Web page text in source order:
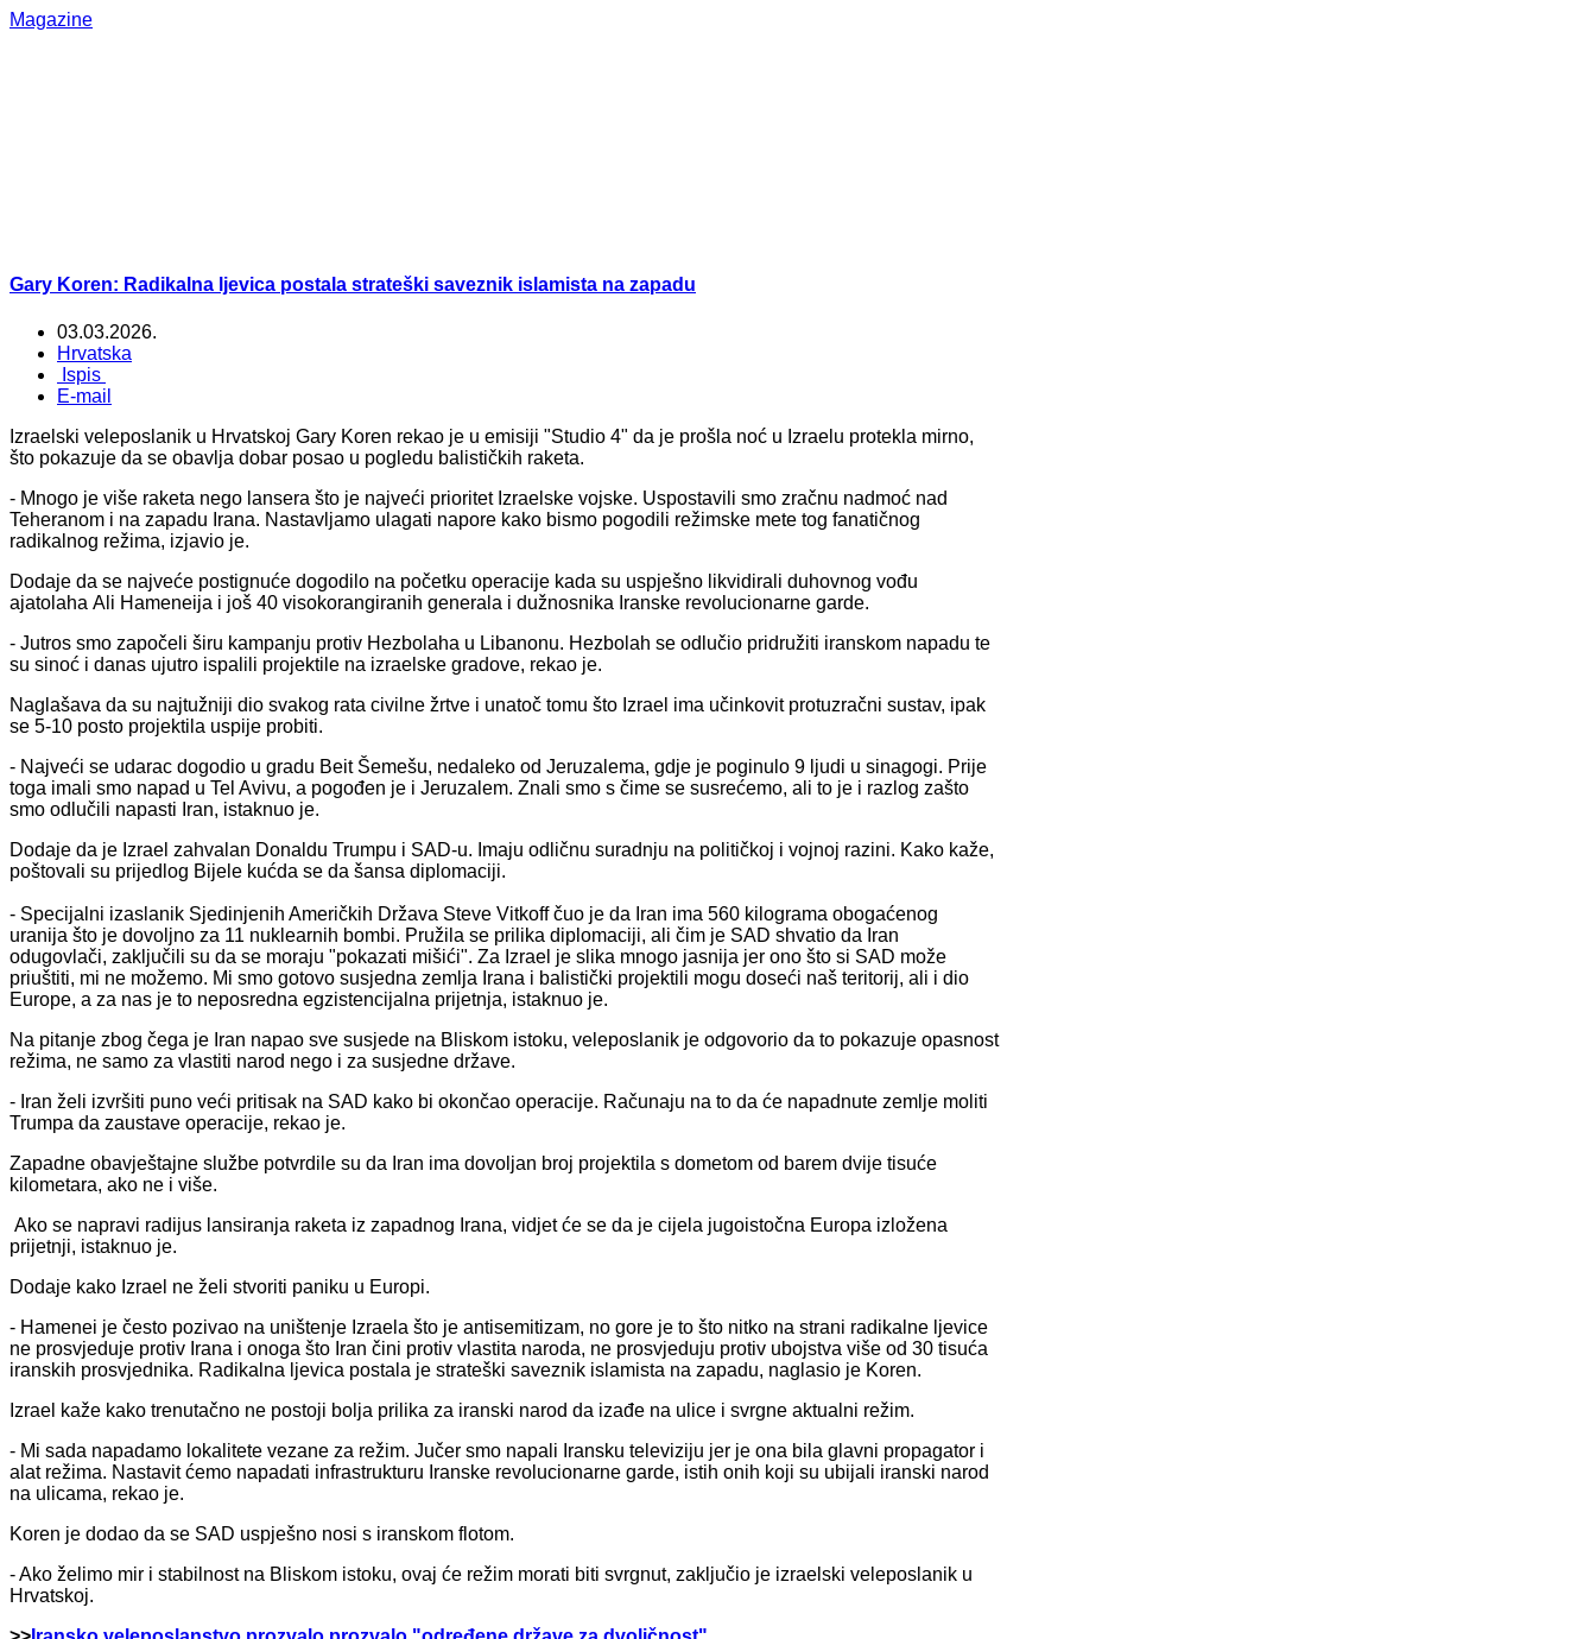
Magazine
Gary Koren: Radikalna ljevica postala strateški saveznik islamista na zapadu
03.03.2026.
Hrvatska
Ispis
E-mail
Izraelski veleposlanik u Hrvatskoj Gary Koren rekao je u emisiji "Studio 4" da je prošla noć u Izraelu protekla mirno,
što pokazuje da se obavlja dobar posao u pogledu balističkih raketa.
- Mnogo je više raketa nego lansera što je najveći prioritet Izraelske vojske. Uspostavili smo zračnu nadmoć nad
Teheranom i na zapadu Irana. Nastavljamo ulagati napore kako bismo pogodili režimske mete tog fanatičnog
radikalnog režima, izjavio je.
Dodaje da se najveće postignuće dogodilo na početku operacije kada su uspješno likvidirali duhovnog vođu
ajatolaha Ali Hameneija i još 40 visokorangiranih generala i dužnosnika Iranske revolucionarne garde.
- Jutros smo započeli širu kampanju protiv Hezbolaha u Libanonu. Hezbolah se odlučio pridružiti iranskom napadu te
su sinoć i danas ujutro ispalili projektile na izraelske gradove, rekao je.
Naglašava da su najtužniji dio svakog rata civilne žrtve i unatoč tomu što Izrael ima učinkovit protuzračni sustav, ipak
se 5-10 posto projektila uspije probiti.
- Najveći se udarac dogodio u gradu Beit Šemešu, nedaleko od Jeruzalema, gdje je poginulo 9 ljudi u sinagogi. Prije
toga imali smo napad u Tel Avivu, a pogođen je i Jeruzalem. Znali smo s čime se susrećemo, ali to je i razlog zašto
smo odlučili napasti Iran, istaknuo je.
Dodaje da je Izrael zahvalan Donaldu Trumpu i SAD-u. Imaju odličnu suradnju na političkoj i vojnoj razini. Kako kaže,
poštovali su prijedlog Bijele kućda se da šansa diplomaciji.
- Specijalni izaslanik Sjedinjenih Američkih Država Steve Vitkoff čuo je da Iran ima 560 kilograma obogaćenog
uranija što je dovoljno za 11 nuklearnih bombi. Pružila se prilika diplomaciji, ali čim je SAD shvatio da Iran
odugovlači, zaključili su da se moraju "pokazati mišići". Za Izrael je slika mnogo jasnija jer ono što si SAD može
priuštiti, mi ne možemo. Mi smo gotovo susjedna zemlja Irana i balistički projektili mogu doseći naš teritorij, ali i dio
Europe, a za nas je to neposredna egzistencijalna prijetnja, istaknuo je.
Na pitanje zbog čega je Iran napao sve susjede na Bliskom istoku, veleposlanik je odgovorio da to pokazuje opasnost
režima, ne samo za vlastiti narod nego i za susjedne države.
- Iran želi izvršiti puno veći pritisak na SAD kako bi okončao operacije. Računaju na to da će napadnute zemlje moliti
Trumpa da zaustave operacije, rekao je.
Zapadne obavještajne službe potvrdile su da Iran ima dovoljan broj projektila s dometom od barem dvije tisuće
kilometara, ako ne i više.
Ako se napravi radijus lansiranja raketa iz zapadnog Irana, vidjet će se da je cijela jugoistočna Europa izložena
prijetnji, istaknuo je.
Dodaje kako Izrael ne želi stvoriti paniku u Europi.
- Hamenei je često pozivao na uništenje Izraela što je antisemitizam, no gore je to što nitko na strani radikalne ljevice
ne prosvjeduje protiv Irana i onoga što Iran čini protiv vlastita naroda, ne prosvjeduju protiv ubojstva više od 30 tisuća
iranskih prosvjednika. Radikalna ljevica postala je strateški saveznik islamista na zapadu, naglasio je Koren.
Izrael kaže kako trenutačno ne postoji bolja prilika za iranski narod da izađe na ulice i svrgne aktualni režim.
- Mi sada napadamo lokalitete vezane za režim. Jučer smo napali Iransku televiziju jer je ona bila glavni propagator i
alat režima. Nastavit ćemo napadati infrastrukturu Iranske revolucionarne garde, istih onih koji su ubijali iranski narod
na ulicama, rekao je.
Koren je dodao da se SAD uspješno nosi s iranskom flotom.
- Ako želimo mir i stabilnost na Bliskom istoku, ovaj će režim morati biti svrgnut, zaključio je izraelski veleposlanik u
Hrvatskoj.